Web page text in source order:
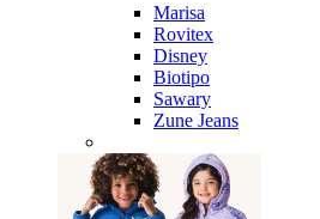
Marisa
Rovitex
Disney
Biotipo
Sawary
Zune Jeans